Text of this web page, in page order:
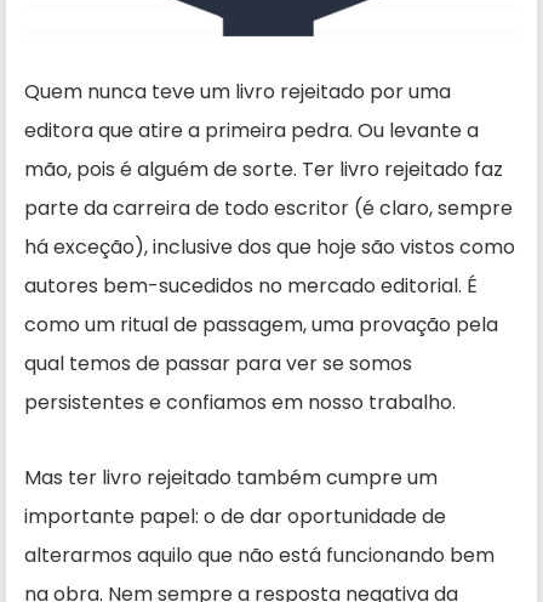
Quem nunca teve um livro rejeitado por uma
editora que atire a primeira pedra. Ou levante a
mão, pois é alguém de sorte. Ter livro rejeitado faz
parte da carreira de todo escritor (é claro, sempre
há exceção), inclusive dos que hoje são vistos como
autores bem-sucedidos no mercado editorial. É
como um ritual de passagem, uma provação pela
qual temos de passar para ver se somos
persistentes e confiamos em nosso trabalho.
Mas ter livro rejeitado também cumpre um
importante papel: o de dar oportunidade de
alterarmos aquilo que não está funcionando bem
na obra. Nem sempre a resposta negativa da